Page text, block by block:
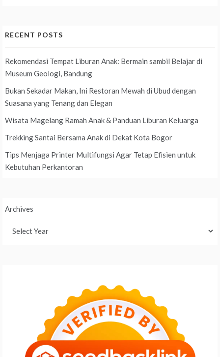
RECENT POSTS
Rekomendasi Tempat Liburan Anak: Bermain sambil Belajar di
Museum Geologi, Bandung
Bukan Sekadar Makan, Ini Restoran Mewah di Ubud dengan
Suasana yang Tenang dan Elegan
Wisata Magelang Ramah Anak & Panduan Liburan Keluarga
Trekking Santai Bersama Anak di Dekat Kota Bogor
Tips Menjaga Printer Multifungsi Agar Tetap Efisien untuk
Kebutuhan Perkantoran
Archives